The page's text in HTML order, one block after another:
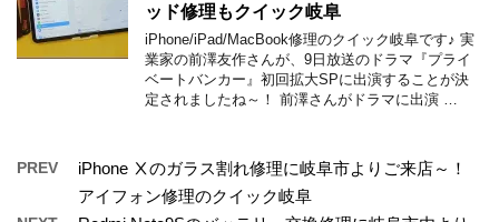
ッド修理もクイック岐阜
iPhone/iPad/MacBook修理のクイック岐阜です♪ 実
業家の前澤友作さんが、9日放送のドラマ『プライ
ベートバンカー』初回拡大SPに出演することが決
定されましたね～！ 前澤さんがドラマに出演 …
PREV
iPhone Ⅹのガラス割れ修理に岐阜市よりご来店～！
アイフォン修理のクイック岐阜